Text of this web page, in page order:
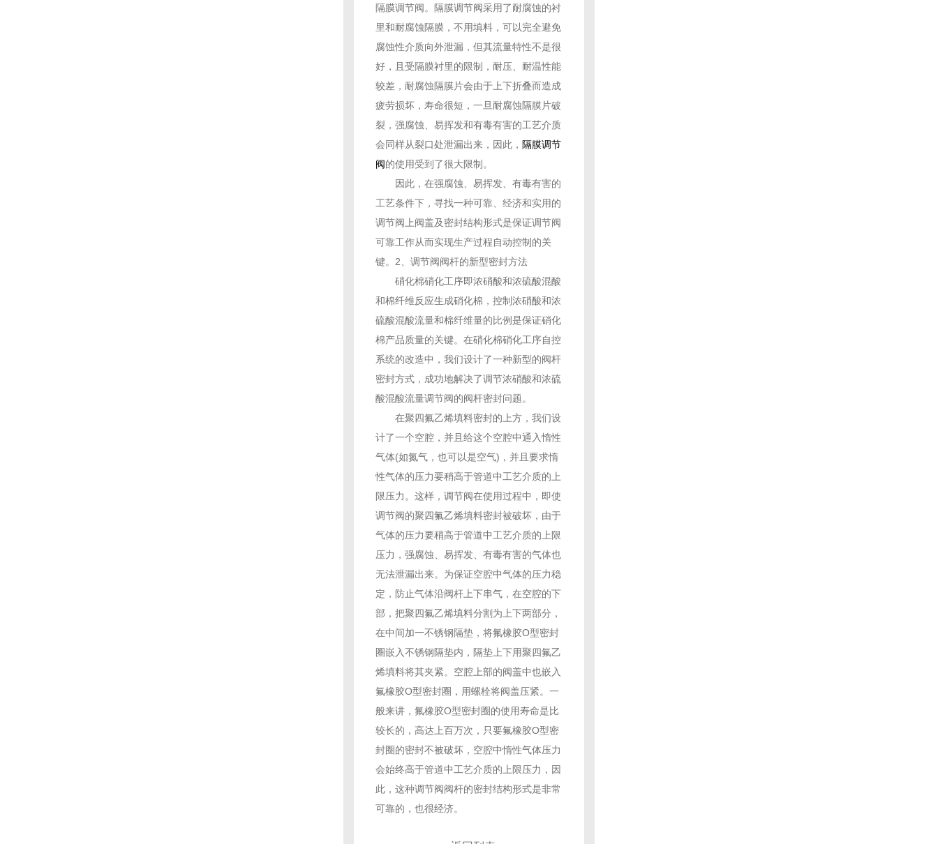
隔膜调节阀。隔膜调节阀采用了耐腐蚀的衬
里和耐腐蚀隔膜，不用填料，可以完全避免
腐蚀性介质向外泄漏，但其流量特性不是很
好，且受隔膜衬里的限制，耐压、耐温性能
较差，耐腐蚀隔膜片会由于上下折叠而造成
疲劳损坏，寿命很短，一旦耐腐蚀隔膜片破
裂，强腐蚀、易挥发和有毒有害的工艺介质
会同样从裂口处泄漏出来，因此， 隔膜调节
阀的使用受到了很大限制。
因此，在强腐蚀、易挥发、有毒有害的
工艺条件下，寻找一种可靠、经济和实用的
调节阀上阀盖及密封结构形式是保证调节阀
可靠工作从而实现生产过程自动控制的关
键。2、调节阀阀杆的新型密封方法
硝化棉硝化工序即浓硝酸和浓硫酸混酸
和棉纤维反应生成硝化棉，控制浓硝酸和浓
硫酸混酸流量和棉纤维量的比例是保证硝化
棉产品质量的关键。在硝化棉硝化工序自控
系统的改造中，我们设计了一种新型的阀杆
密封方式，成功地解决了调节浓硝酸和浓硫
酸混酸流量调节阀的阀杆密封问题。
在聚四氟乙烯填料密封的上方，我们设
计了一个空腔，并且给这个空腔中通入惰性
气体(如氮气，也可以是空气)，并且要求惰
性气体的压力要稍高于管道中工艺介质的上
限压力。这样，调节阀在使用过程中，即使
调节阀的聚四氟乙烯填料密封被破坏，由于
气体的压力要稍高于管道中工艺介质的上限
压力，强腐蚀、易挥发、有毒有害的气体也
无法泄漏出来。为保证空腔中气体的压力稳
定，防止气体沿阀杆上下串气，在空腔的下
部，把聚四氟乙烯填料分割为上下两部分，
在中间加一不锈钢隔垫，将氟橡胶O型密封
圈嵌入不锈钢隔垫内，隔垫上下用聚四氟乙
烯填料将其夹紧。空腔上部的阀盖中也嵌入
氟橡胶O型密封圈，用螺栓将阀盖压紧。一
般来讲，氟橡胶O型密封圈的使用寿命是比
较长的，高达上百万次，只要氟橡胶O型密
封圈的密封不被破坏，空腔中惰性气体压力
会始终高于管道中工艺介质的上限压力，因
此，这种调节阀阀杆的密封结构形式是非常
可靠的，也很经济。